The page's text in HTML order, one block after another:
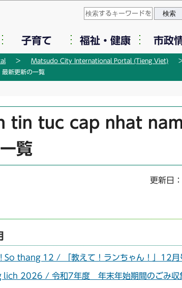
このページの本文へ移動
子育て 福祉・健康 市政
Matsudo City International Portal (Tieng Viet)
新更新の一覧
tin tuc cap nhat
覧
更新日
thang 12 / 「教えて！ランちゃん！」12月
2026 / 令和7年度 年末年始期間のごみ収